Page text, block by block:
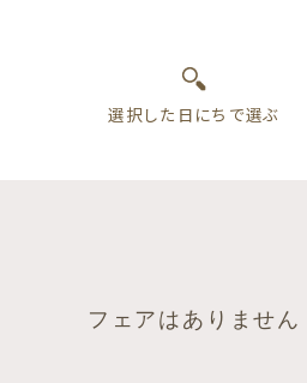
フェアはありません